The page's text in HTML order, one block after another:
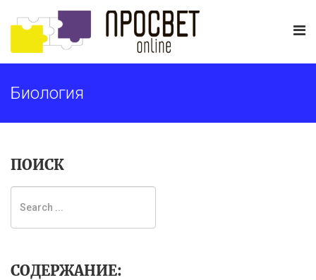
Биология
ПОИСК
СОДЕРЖАНИЕ: